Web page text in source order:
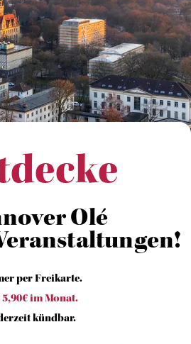
Olé
per Freikarte.
5,90€ im Monat.
kündbar.